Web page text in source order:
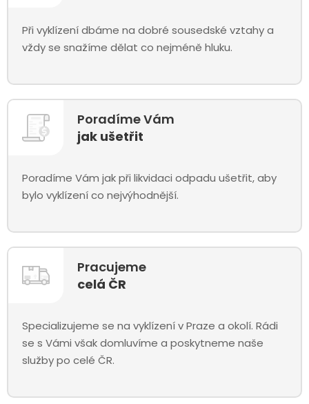
Při vyklízení dbáme na dobré sousedské vztahy a
vždy se snažíme dělat co nejméně hluku.
Poradíme Vám
jak ušetřit
Poradíme Vám jak při likvidaci odpadu ušetřit, aby
bylo vyklízení co nejvýhodnější.
Pracujeme
celá ČR
Specializujeme se na vyklízení v Praze a okolí. Rádi
se s Vámi však domluvíme a poskytneme naše
služby po celé ČR.